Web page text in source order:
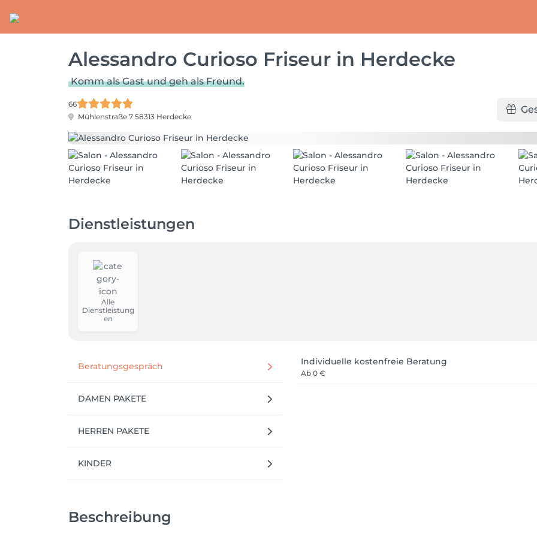
Alessandro Curioso Friseur in Herdecke
Komm als Gast und geh als Freund.
66
Mühlenstraße 7 58313 Herdecke
Dienstleistungen
Alle
Dienstleistung
en
Beratungsgespräch
DAMEN PAKETE
HERREN PAKETE
KINDER
Individuelle kostenfreie Beratung
Ab 0 €
Beschreibung